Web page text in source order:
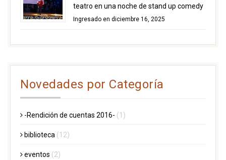
teatro en una noche de stand up comedy
Ingresado en diciembre 16, 2025
Novedades por Categoría
-Rendición de cuentas 2016- (1)
biblioteca (12)
eventos (2)